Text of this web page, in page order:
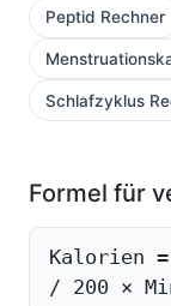
Peptid Rechner
Schlafzyklus
Formel für
Kalorien
/ 200 ×